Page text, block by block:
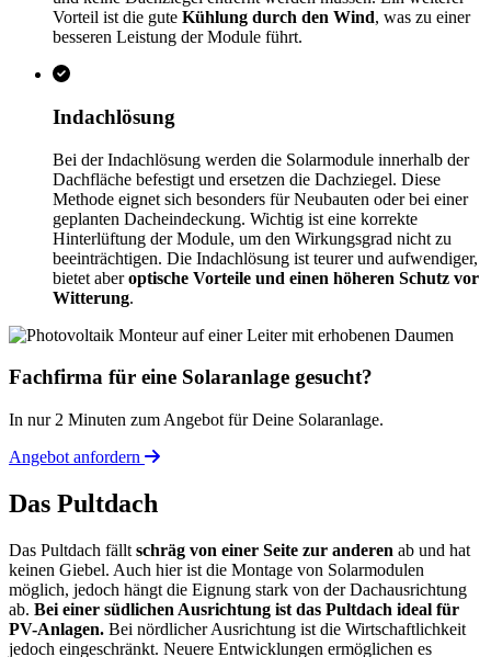
Vorteil ist die gute Kühlung durch den Wind, was zu einer
besseren Leistung der Module führt.
Indachlösung
Bei der Indachlösung werden die Solarmodule innerhalb der
Dachfläche befestigt und ersetzen die Dachziegel. Diese
Methode eignet sich besonders für Neubauten oder bei einer
geplanten Dacheindeckung. Wichtig ist eine korrekte
Hinterlüftung der Module, um den Wirkungsgrad nicht zu
beeinträchtigen. Die Indachlösung ist teurer und aufwendiger,
bietet aberoptische Vorteile und einen höheren Schutz vor
Witterung.
Fachfirma für eine Solaranlage gesucht?
In nur 2 Minuten zum Angebot für Deine Solaranlage.
Angebot anfordern
Das Pultdach
Das Pultdach fällt schräg von einer Seite zur anderen ab und hat
keinen Giebel. Auch hier ist die Montage von Solarmodulen
möglich, jedoch hängt die Eignung stark von der Dachausrichtung
ab. Bei einer südlichen Ausrichtung ist das Pultdach ideal für
PV-Anlagen. Bei nördlicher Ausrichtung ist die Wirtschaftlichkeit
jedoch eingeschränkt. Neuere Entwicklungen ermöglichen es